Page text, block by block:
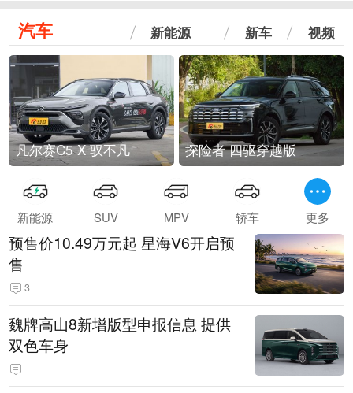
汽车 新能源 新车 视频
凡尔赛C5 X 驭不凡 探险者 四驱穿越版
新能源 SUV MPV 轿车 更多
预售价10.49万元起 星海V6开启预
售
3
魏牌高山8新增版型申报信息 提供
双色车身